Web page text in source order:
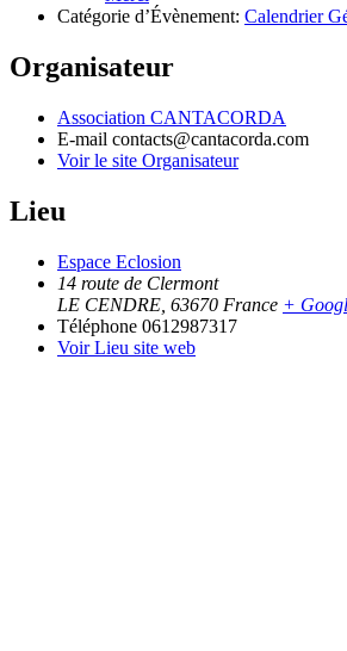
Catégorie d’Évènement: Calendrier
Organisateur
Association CANTACORDA
E-mail contacts@cantacorda.com
Voir le site Organisateur
Lieu
Espace Eclosion
14 route de Clermont
LE CENDRE 63670 France +
Téléphone 0612987317
Voir Lieu site web